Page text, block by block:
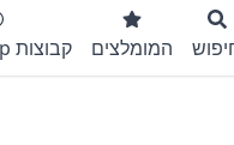
המומלצים קבוצות WhatsApp